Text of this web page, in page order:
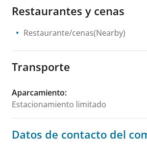
Restaurantes y cenas
Restaurante/cenas(Nearby)
Transporte
Aparcamiento:
Estacionamiento limitado
Datos de contacto del